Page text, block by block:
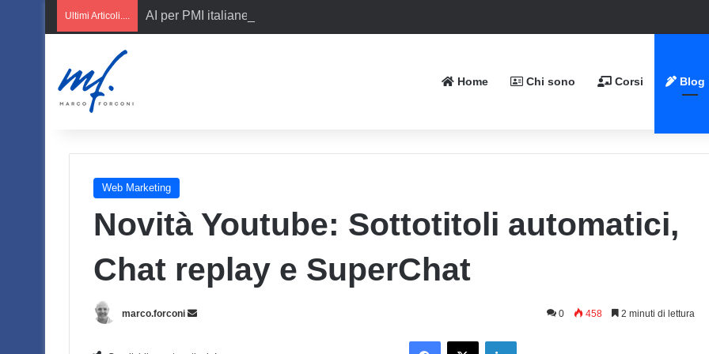
Ultimi Articoli.... AI per PMI italiane
Home Chi sono Corsi Blog
Web Marketing
Novità Youtube: Sottotitoli automatici,
Chat replay e SuperChat
marco.forconi
Invia
0 458 2 minuti di lettura
Facebook
X LinkedIn